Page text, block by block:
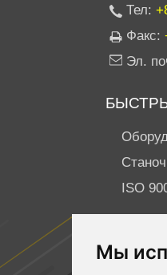
Мы
Тел:
Факс:
Эл.
ISO